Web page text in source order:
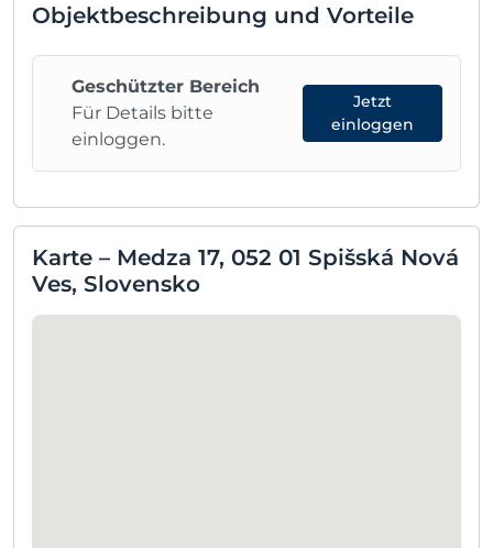
Objektbeschreibung und Vorteile
Geschützter Bereich
Für Details bitte
einloggen.
Jetzt
einloggen
Karte – Medza 17, 052 01 Spišská Nová
Ves, Slovensko